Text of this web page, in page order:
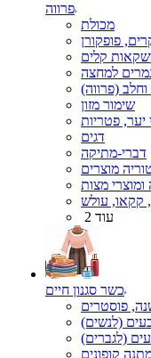
פרווה
מכולת
פופקורן
קלים
למחצה
(פרווה)
שימור מזון
יער, פטריות
דגים
דברי-מתיקה
מוצרים
מצות
קקאו, עולש
עוד 2
כשר סגנון חיים
פוסטרים
(לנשים)
(לגברים)
קופונים